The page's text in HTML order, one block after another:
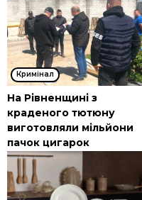
Кримінал
На Рівненщині з
краденого тютюну
виготовляли мільйони
пачок цигарок